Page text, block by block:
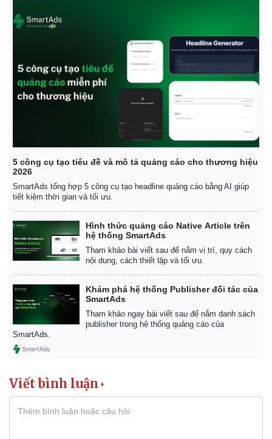
5 công cụ tạo tiêu đề và mô tả quảng cáo cho thương hiệu
2026
SmartAds tổng hợp 5 công cụ tạo headline quảng cáo bằng AI giúp
tiết kiệm thời gian và tối ưu.
Hình thức quảng cáo Native Article trên
hệ thống SmartAds
Tham khảo bài viết sau để nắm vị trí, quy cách
nội dung, cách thiết lập và tối ưu.
Khám phá hệ thống Publisher đối tác của
SmartAds
Tham khảo ngay bài viết sau để nắm danh sách
publisher trong hệ thống quảng cáo của
SmartAds.
Viết bình luận